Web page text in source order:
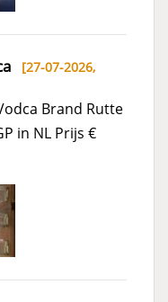
[27-07-2026,
Brand Rutte
in NL Prijs €